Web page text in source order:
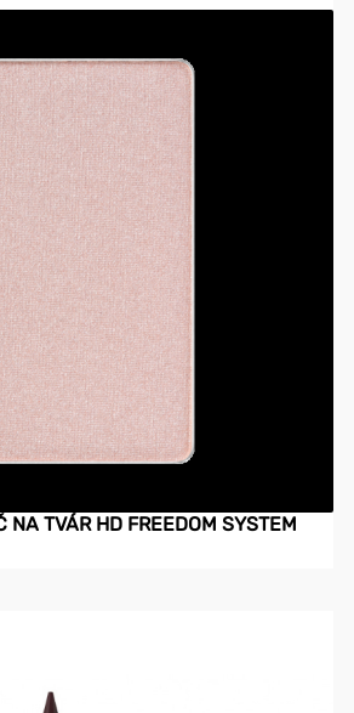
NA TVÁR HD FREEDOM SYSTEM